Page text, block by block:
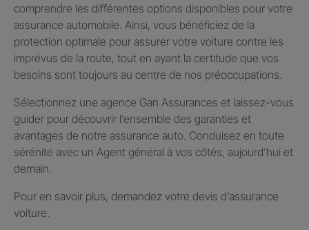
comprendre les différentes options disponibles pour votre
assurance automobile. Ainsi, vous bénéficiez de la
protection optimale pour assurer votre voiture contre les
imprévus de la route, tout en ayant la certitude que vos
besoins sont toujours au centre de nos préoccupations.
Sélectionnez une agence Gan Assurances et laissez-vous
guider pour découvrir l’ensemble des garanties et
avantages de notre assurance auto. Conduisez en toute
sérénité avec un Agent général à vos côtés, aujourd’hui et
demain.
Pour en savoir plus, demandez votre devis d’assurance
voiture.